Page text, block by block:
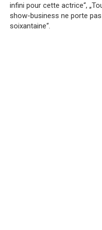
infini pour cette actrice“,
show-business ne porte
soixantaine“.